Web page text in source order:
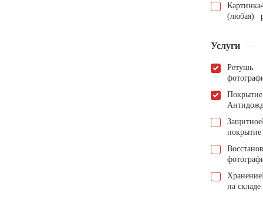
Картинка
(любая)
Услуги
Ретушь
Покрытие
Защитное
покрытие
Хранение
на складе